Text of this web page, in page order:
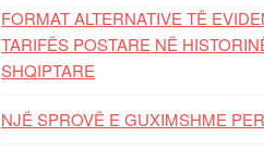
FORMAT ALTERNATIVE TË
TARIFËS POSTARE NË
SHQIPTARE
NJË SPROVË E GUXIMSHME